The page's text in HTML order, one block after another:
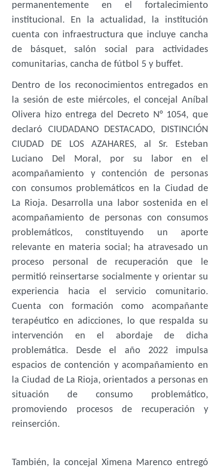
permanentemente en el fortalecimiento
institucional. En la actualidad, la institución
cuenta con infraestructura que incluye cancha
de básquet, salón social para actividades
comunitarias, cancha de fútbol 5 y buffet.
Dentro de los reconocimientos entregados en
la sesión de este miércoles, el concejal Aníbal
Olivera hizo entrega del Decreto N° 1054, que
declaró CIUDADANO DESTACADO, DISTINCIÓN
CIUDAD DE LOS AZAHARES, al Sr. Esteban
Luciano Del Moral, por su labor en el
acompañamiento y contención de personas
con consumos problemáticos en la Ciudad de
La Rioja. Desarrolla una labor sostenida en el
acompañamiento de personas con consumos
problemáticos, constituyendo un aporte
relevante en materia social; ha atravesado un
proceso personal de recuperación que le
permitió reinsertarse socialmente y orientar su
experiencia hacia el servicio comunitario.
Cuenta con formación como acompañante
terapéutico en adicciones, lo que respalda su
intervención en el abordaje de dicha
problemática. Desde el año 2022 impulsa
espacios de contención y acompañamiento en
la Ciudad de La Rioja, orientados a personas en
situación de consumo problemático,
promoviendo procesos de recuperación y
reinserción.
También, la concejal Ximena Marenco entregó